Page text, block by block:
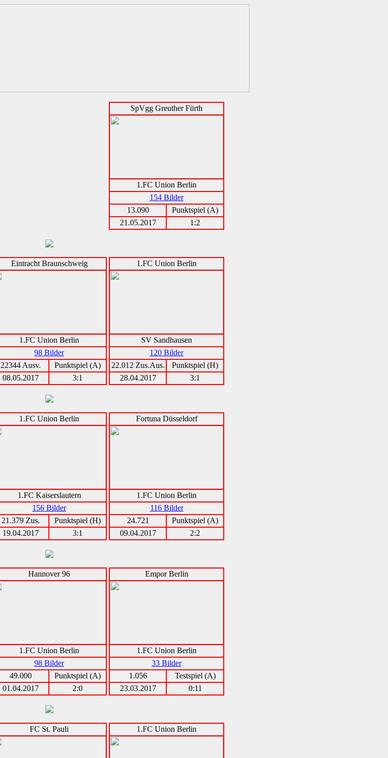
SpVgg Greuther Fürth
1.FC Union Berlin
154 Bilder
13.090
Punktspiel (A)
21.05.2017
1:2
Eintracht Braunschweig
1.FC Union Berlin
98 Bilder
22344 Ausv.
Punktspiel (A)
08.05.2017
3:1
1.FC Union Berlin
SV Sandhausen
120 Bilder
22.012 Zus.Aus.
Punktspiel (H)
28.04.2017
3:1
1.FC Union Berlin
1.FC Kaiserslautern
156 Bilder
21.379 Zus.
Punktspiel (H)
19.04.2017
3:1
Fortuna Düsseldorf
1.FC Union Berlin
116 Bilder
24.721
Punktspiel (A)
09.04.2017
2:2
Hannover 96
1.FC Union Berlin
98 Bilder
49.000
Punktspiel (A)
01.04.2017
2:0
Empor Berlin
1.FC Union Berlin
33 Bilder
1.056
Testspiel (A)
23.03.2017
0:11
FC St. Pauli 1.FC Union Berlin